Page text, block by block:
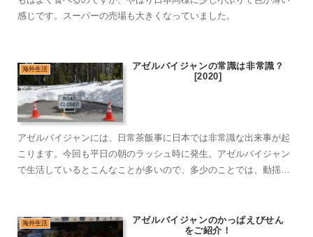
感じです。スーパーの売場も大きくなっていました。
海外生活
アゼルバイジャンの常識は非常識？
[2020]
アゼルバイジャンには、日常茶飯事に日本では非常識な出来事が起
こります。今回も平日の朝のラッシュ時に発生。アゼルバイジャン
で生活しているとこんなことが多いので、多少のことでは、動揺も
海外生活
アゼルバイジャンのかっぱえびせん
をご紹介！